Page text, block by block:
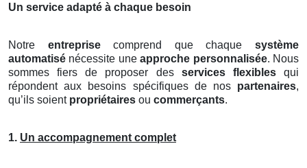
Un service adapté à chaque besoin
Notre entreprisecomprend que chaquesystème
automatisé nécessite uneapproche personnalisée. Nous
sommes fiers de proposer des services flexiblesqui
répondent aux besoins spécifiques de nos partenaires,
qu’ils soient propriétaires ou commerçants.
1. Un accompagnement complet